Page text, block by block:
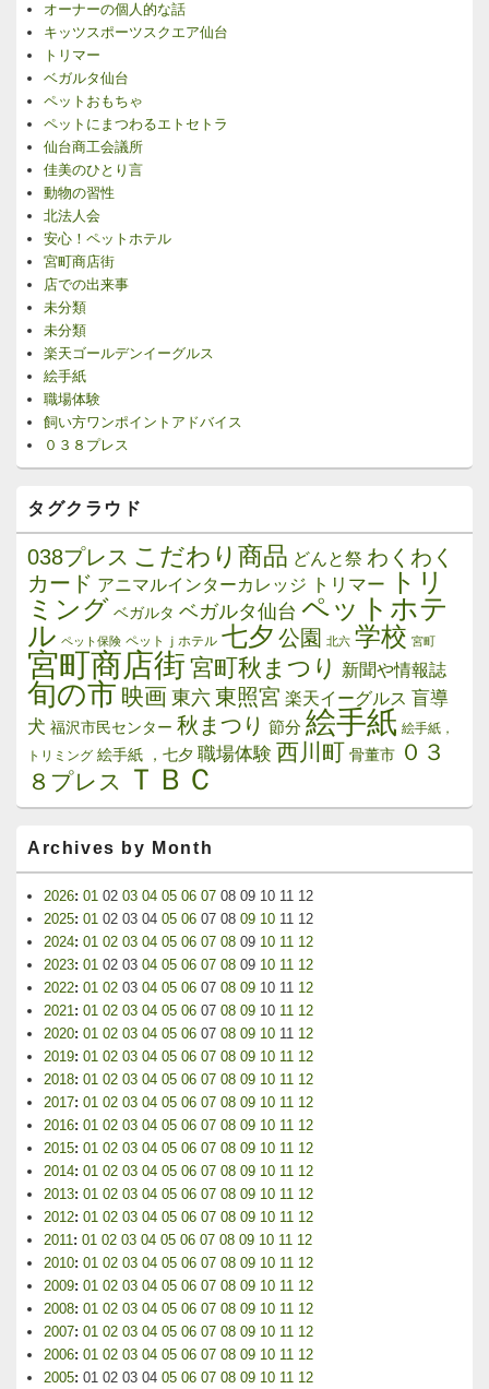
オーナーの個人的な話
キッツスポーツスクエア仙台
トリマー
ベガルタ仙台
ペットおもちゃ
ペットにまつわるエトセトラ
仙台商工会議所
佳美のひとり言
動物の習性
北法人会
安心！ペットホテル
宮町商店街
店での出来事
未分類
未分類
楽天ゴールデンイーグルス
絵手紙
職場体験
飼い方ワンポイントアドバイス
０３８プレス
タグクラウド
038プレス こだわり商品 どんと祭 わくわく
カード アニマルインターカレッジ トリマー
トリ
ミング ベガルタ ベガルタ仙台 ペットホテ
ル ペット保険 ペットｊホテル 七夕 公園 北六 学校 宮町
宮町商店街 宮町秋まつり 新聞や情報誌
旬の市 映画 東六 東照宮 楽天イーグルス 盲導
犬 福沢市民センター 秋まつり 節分 絵手紙 絵手紙，
トリミング 絵手紙 ，七夕 職場体験 西川町 骨董市 ０３
８プレス
ＴＢＣ
Archives by Month
2026: 01 02 03 04 05 06 07 08 09 10 11 12
2025: 01 02 03 04 05 06 07 08 09 10 11 12
2024: 01 02 03 04 05 06 07 08 09 10 11 12
2023: 01 02 03 04 05 06 07 08 09 10 11 12
2022: 01 02 03 04 05 06 07 08 09 10 11 12
2021: 01 02 03 04 05 06 07 08 09 10 11 12
2020: 01 02 03 04 05 06 07 08 09 10 11 12
2019: 01 02 03 04 05 06 07 08 09 10 11 12
2018: 01 02 03 04 05 06 07 08 09 10 11 12
2017: 01 02 03 04 05 06 07 08 09 10 11 12
2016: 01 02 03 04 05 06 07 08 09 10 11 12
2015: 01 02 03 04 05 06 07 08 09 10 11 12
2014: 01 02 03 04 05 06 07 08 09 10 11 12
2013: 01 02 03 04 05 06 07 08 09 10 11 12
2012: 01 02 03 04 05 06 07 08 09 10 11 12
2011: 01 02 03 04 05 06 07 08 09 10 11 12
2010: 01 02 03 04 05 06 07 08 09 10 11 12
2009: 01 02 03 04 05 06 07 08 09 10 11 12
2008: 01 02 03 04 05 06 07 08 09 10 11 12
2007: 01 02 03 04 05 06 07 08 09 10 11 12
2006: 01 02 03 04 05 06 07 08 09 10 11 12
2005: 01 02 03 04 05 06 07 08 09 10 11 12